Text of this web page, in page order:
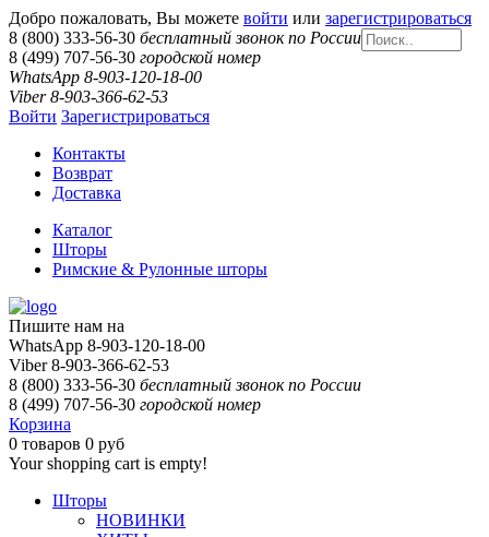
Добро пожаловать, Вы можете войти или зарегистрироваться
8 (800) 333-56-30 бесплатный звонок по России
8 (499) 707-56-30 городской номер
WhatsApp 8-903-120-18-00
Viber 8-903-366-62-53
Войти Зарегистрироваться
Контакты
Возврат
Доставка
Каталог
Шторы
Римские & Рулонные шторы
Пишите нам на
WhatsApp 8-903-120-18-00
Viber 8-903-366-62-53
8 (800) 333-56-30 бесплатный звонок по России
8 (499) 707-56-30 городской номер
Корзина
0 товаров 0 руб
Your shopping cart is empty!
Шторы
НОВИНКИ